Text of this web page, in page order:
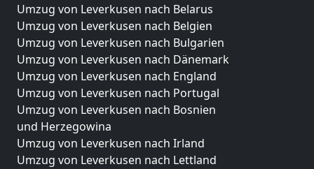
Umzug von Leverkusen nach Belarus
Umzug von Leverkusen nach Belgien
Umzug von Leverkusen nach Bulgarien
Umzug von Leverkusen nach Dänemark
Umzug von Leverkusen nach England
Umzug von Leverkusen nach Portugal
Umzug von Leverkusen nach Bosnien
und Herzegowina
Umzug von Leverkusen nach Irland
Umzug von Leverkusen nach Lettland